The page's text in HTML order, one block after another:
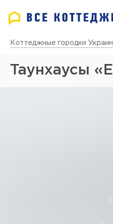
Коттеджные городки
Таунхаусы